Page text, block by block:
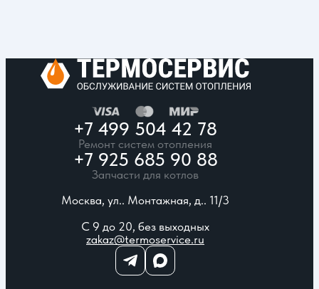
+7 499 504 42 78
Ремонт систем отопления
+7 925 685 90 88
Запчасти для котлов
Москва, ул.. Монтажная, д.. 11/3
С 9 до 20, без выходных
zakaz@termoservice.ru